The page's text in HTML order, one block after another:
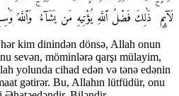
لَآئِمٍ ۚ ذَٰلِكَ فَضْلُ ٱللَّهِ يُؤْتِيهِ مَن يَشَآءُ ۚ وَٱللَّهُ
kim dinindən dönsə, Allah onun
sevən, möminlərə qarşı mülayim,
yolunda cihad edən və tənə edənin
gətirər. Bu, Allahın lütfüdür, onu